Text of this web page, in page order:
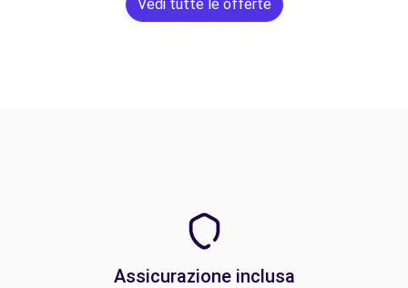
Vedi tutte le offerte
Assicurazione inclusa